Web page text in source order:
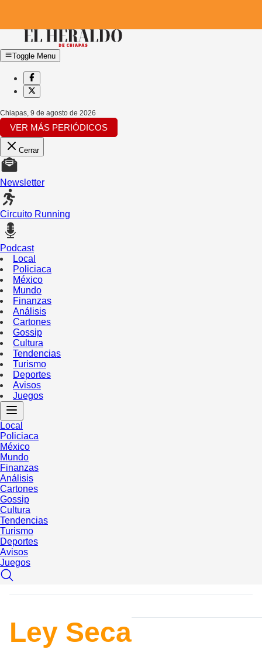
Toggle Menu
Chiapas, 9 de agosto de 2026
VER MÁS PERIÓDICOS
Cerrar
Newsletter
Circuito Running
Podcast
Local
Policiaca
México
Mundo
Finanzas
Análisis
Cartones
Gossip
Cultura
Tendencias
Turismo
Deportes
Avisos
Juegos
Local
Policiaca
México
Mundo
Finanzas
Análisis
Cartones
Gossip
Cultura
Tendencias
Turismo
Deportes
Avisos
Juegos
Ley Seca